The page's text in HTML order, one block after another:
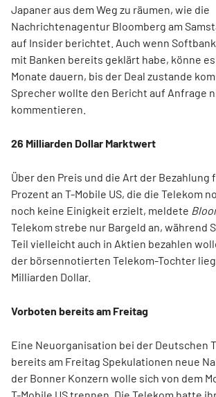
Japaner aus dem Weg zu räumen, wie die
Nachrichtenagentur Bloomberg am
auf Insider berichtet. Auch wenn
mit Banken bereits geklärt habe, könne
Monate dauern, bis der Deal zustande
Sprecher wollte den Bericht auf Anfrage
kommentieren.
26 Milliarden Dollar Marktwert
Über den Preis und die Art der Bezahlung
Prozent an T-Mobile US, die die Telekom
noch keine Einigkeit erzielt, meldete
Telekom strebe nur Bargeld an, während
Teil vielleicht auch in Aktien bezahlen
der börsennotierten Telekom-Tochter
Milliarden Dollar.
Vorboten bereits am Freitag
Eine Neuorganisation bei der Deutschen
bereits am Freitag Spekulationen neue
der Bonner Konzern wolle sich von dem